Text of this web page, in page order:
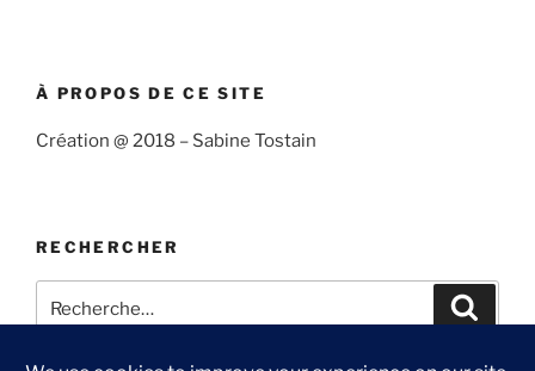
À PROPOS DE CE SITE
Création @ 2018 – Sabine Tostain
RECHERCHER
pour